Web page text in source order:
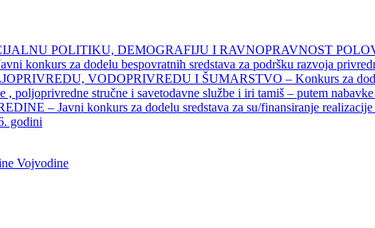
POLITIKU, DEMOGRAFIJU I RAVNOPRAVNOST
konkurs za dodelu bespovratnih sredstava za podršku razvoja
VODOPRIVREDU I ŠUMARSTVO – Konkurs za
poljoprivredne stručne i savetodavne službe i iri tamiš ‒ putem
– Javni konkurs za dodelu sredstava za su/finansiranje realizacije
godini
Vojvodine